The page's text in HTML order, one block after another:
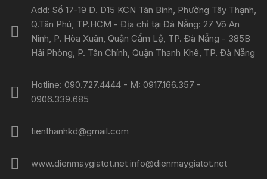
Add: Số 17-19 Đ. D15 KCN Tân Bình, Phường Tây Thạnh,
Q.Tân Phú, TP.HCM - Địa chỉ tại Đà Nẵng: 27 Võ An
Ninh, P. Hòa Xuân, Quận Cẩm Lệ, TP. Đà Nẵng - 385B
Hải Phòng, P. Tân Chính, Quận Thanh Khê, TP. Đà Nẵng
Hotline: 090.727.4444 - M: 0917.166.357 -
0906.339.685
tienthanhkd@gmail.com
www.dienmaygiatot.net info@dienmaygiatot.net